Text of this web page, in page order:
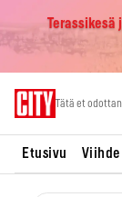
Terassikesä
Tätä et
Etusivu Viihde